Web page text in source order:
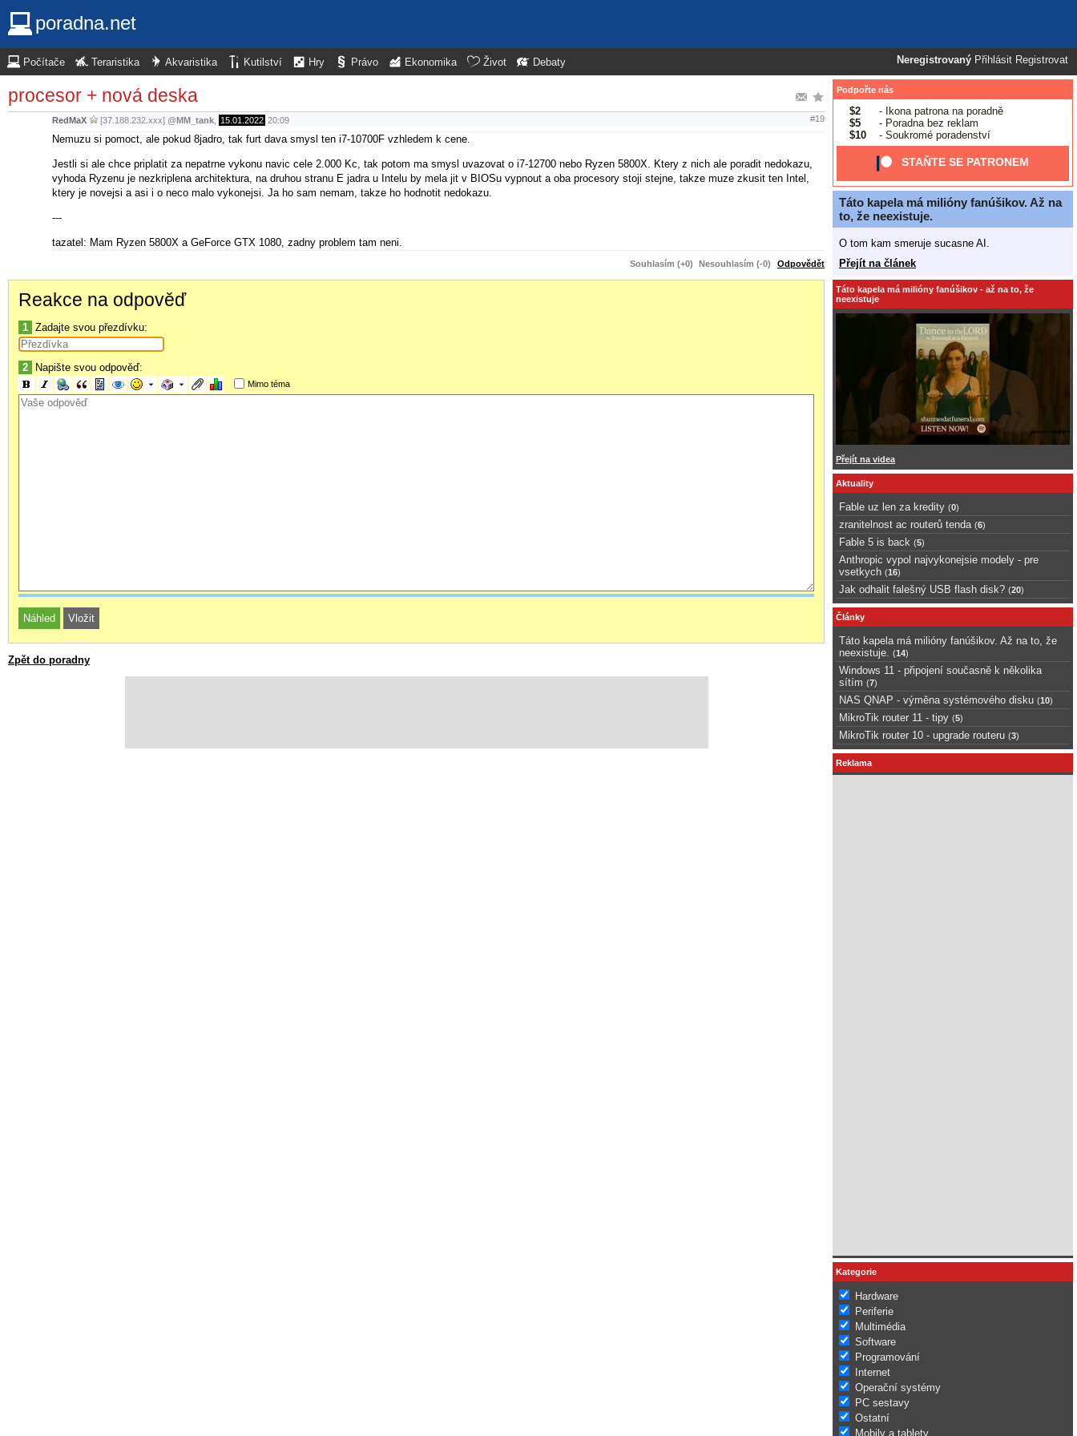
poradna.net
Neregistrovaný Přihlásit Registrovat
Počítače Teraristika Akvaristika Kutilství Hry Právo Ekonomika Život Debaty
procesor + nová deska
RedMaX [37.188.232.xxx] @MM_tank 15.01.2022 20:09 #19
Nemuzu si pomoct, ale pokud 8jadro, tak furt dava smysl ten i7-10700F vzhledem k cene.
Jestli si ale chce priplatit za nepatrne vykonu navic cele 2.000 Kc, tak potom ma smysl uvazovat o i7-12700 nebo Ryzen 5800X. Ktery z nich ale poradit nedokazu,
vyhoda Ryzenu je nezkriplena architektura, na druhou stranu E jadra u Intelu by mela jit v BIOSu vypnout a oba procesory stoji stejne, takze muze zkusit ten Intel,
ktery je novejsi a asi i o neco malo vykonejsi. Ja ho sam nemam, takze ho hodnotit nedokazu.
---
tazatel: Mam Ryzen 5800X a GeForce GTX 1080, zadny problem tam neni.
Souhlasím (+0) Nesouhlasím (-0) Odpovědět
Reakce na odpověď
1 Zadajte svou přezdívku:
2 Napište svou odpověď:
Mimo téma
Zpět do poradny
Podpořte nás
$2
- Ikona patrona na poradně
$5
- Poradna bez reklam
$10
- Soukromé poradenství
STAŇTE SE PATRONEM
Táto kapela má milióny fanúšikov. Až na
to, že neexistuje.
O tom kam smeruje sucasne AI.
Přejít na článek
Táto kapela má milióny fanúšikov - až na to, že
neexistuje
Přejít na videa
Aktuality
Fable uz len za kredity (0)
zranitelnost ac routerů tenda (6)
Fable 5 is back (5)
Anthropic vypol najvykonejsie modely - pre
vsetkych (16)
Jak odhalit falešný USB flash disk? (20)
Články
Táto kapela má milióny fanúšikov. Až na to, že
neexistuje.
(14)
Windows 11 - připojení současně k několika
sítím (7)
NAS QNAP - výměna systémového disku (10)
MikroTik router 11 - tipy (5)
MikroTik router 10 - upgrade routeru (3)
Reklama
Kategorie
Hardware
Periferie
Multimédia
Software
Programování
Internet
Operační systémy
PC sestavy
Ostatní
Mobily a tablety